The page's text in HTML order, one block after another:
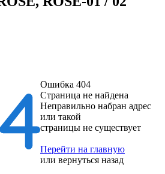
Ошибка 404
Страница не найдена
Неправильно набран адрес
или такой
страницы не существует
Перейти на главную
или вернуться назад